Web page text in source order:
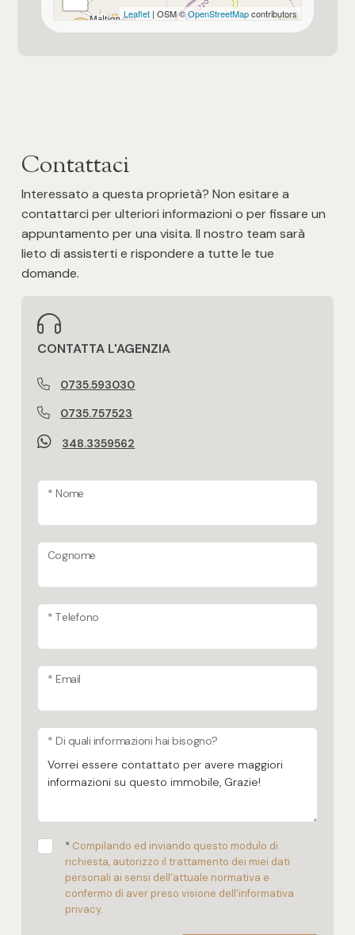
★★★
Bagno principale con
Doccia
Bagno secondario con
Sanitari Standard
Pavim. Reparto Notte
Tipo serranda garage
Immobile idoneo per più nuclei familiari
Impianto di riscaldamento a norma
Leaflet| OSM ©OpenStreetMapcontributors
Contattaci
Interessato a questa proprietà? Non esitare a
contattarci per ulteriori informazioni o per fissare un
appuntamento per una visita. Il nostro team sarà
lieto di assisterti e rispondere a tutte le tue
domande.
CONTATTA L'AGENZIA
0735.593030
0735.757523
348.3359562
* Nome
Cognome
* Telefono
* Email
* Di quali informazioni hai bisogno?
* Compilando ed inviando questo modulo di
richiesta, autorizzo il trattamento dei miei dati
personali ai sensi dell'attuale normativa e
confermo di aver preso visione dell'informativa
privacy.
Posto auto/Box
Arredato
Nuova costruzione
Lusso